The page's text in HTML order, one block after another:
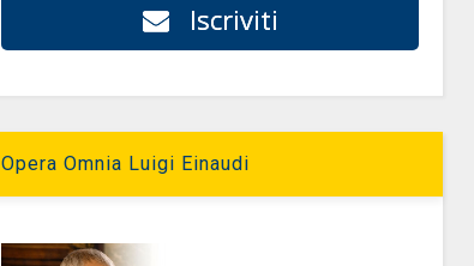
Iscriviti
Opera Omnia Luigi Einaudi